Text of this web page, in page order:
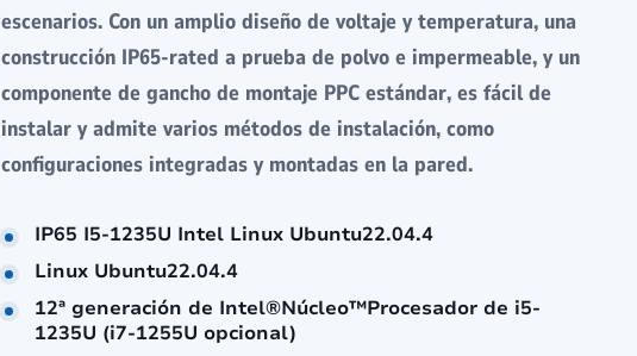
escenarios. Con un amplio diseño de voltaje y temperatura, una
construcción IP65-rated a prueba de polvo e impermeable, y un
componente de gancho de montaje PPC estándar, es fácil de
instalar y admite varios métodos de instalación, como
configuraciones integradas y montadas en la pared.
IP65 I5-1235U Intel Linux Ubuntu22.04.4
Linux Ubuntu22.04.4
12ª generación de Intel®Núcleo™Procesador de i5-
1235U (i7-1255U opcional)